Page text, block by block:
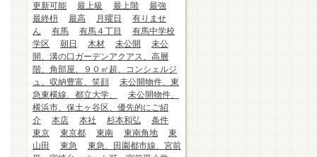
更新可能
最上級 最上階
最強
最終枡
最高 月曜日
有りませ
ん
有馬 有馬４丁目
有馬中学校
学区
朝日 木材 未公開
未公
開、溝の口ガーデンアクアス、高層
階、角部屋、９０㎡超、コンシェルジ
ュ、収納豊富、笑顔
未公開物件、東
急東横線、都立大学、
未公開物件、
横浜市、保土ヶ谷区、優先的にご紹
介
本店 本社 杉本和弘
条件
東京
東京都 東南 東南角地
東
山田
東急
東急、田園都市線、宮前